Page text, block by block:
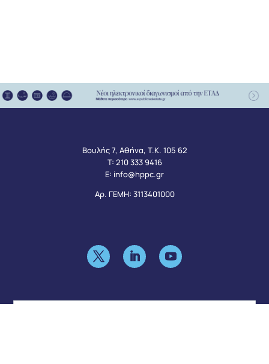
Βουλής 7, Αθήνα, Τ.Κ. 105 62
Τ: 210 333 9416
Ε: info@hppc.gr
Αρ. ΓΕΜΗ: 3113401000